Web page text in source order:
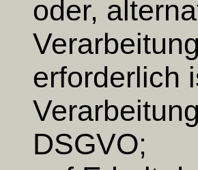
oder,
erforderlich
DSGVO;